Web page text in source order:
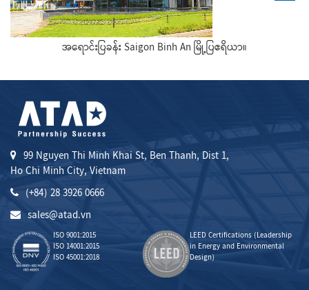
အရောင်းပြခန်း Saigon Binh An မြို့ပြဧရိယာ။
99 Nguyen Thi Minh Khai St, Ben Thanh, Dist 1,
Ho Chi Minh City, Vietnam
(+84) 28 3926 0666
sales@atad.vn
ISO 9001:2015
ISO 14001:2015
ISO 45001:2018
LEED Certifications (Leadership
in Energy and Environmental
Design)